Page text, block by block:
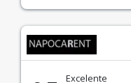
Excelente